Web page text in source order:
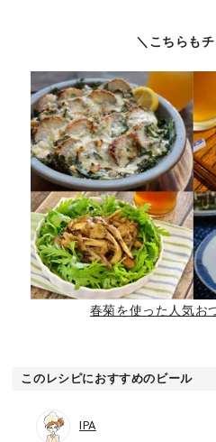
＼こちらも
春菊を使った人気お
このレシピにおすすめのビール
IPA